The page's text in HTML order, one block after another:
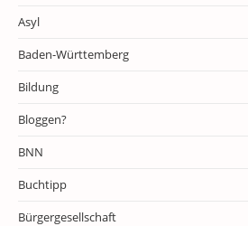
Asyl
Baden-Württemberg
Bildung
Bloggen?
BNN
Buchtipp
Bürgergesellschaft